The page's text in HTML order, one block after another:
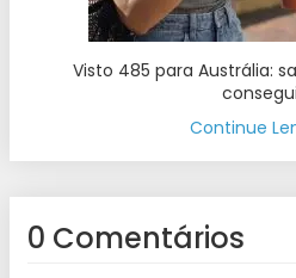
Visto 485 para Austrália:
Continue
0 Comentários